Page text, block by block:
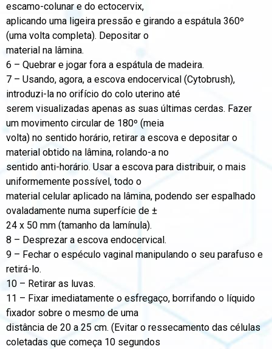
escamo-colunar e do ectocervix,
aplicando uma ligeira pressão e girando a espátula 360º
(uma volta completa). Depositar o
material na lâmina.
6 – Quebrar e jogar fora a espátula de madeira.
7 – Usando, agora, a escova endocervical (Cytobrush),
introduzi-la no orifício do colo uterino até
serem visualizadas apenas as suas últimas cerdas. Fazer
um movimento circular de 180º (meia
volta) no sentido horário, retirar a escova e depositar o
material obtido na lâmina, rolando-a no
sentido anti-horário. Usar a escova para distribuir, o mais
uniformemente possível, todo o
material celular aplicado na lâmina, podendo ser espalhado
ovaladamente numa superfície de ±
24 x 50 mm (tamanho da lamínula).
8 – Desprezar a escova endocervical.
9 – Fechar o espéculo vaginal manipulando o seu parafuso e
retirá-lo.
10 – Retirar as luvas.
11 – Fixar imediatamente o esfregaço, borrifando o líquido
fixador sobre o mesmo de uma
distância de 20 a 25 cm. (Evitar o ressecamento das células
coletadas que começa 10 segundos